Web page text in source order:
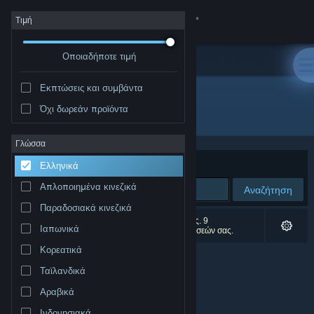
Σύνδεση
Κατάστημα
Σχετικά
Υποστήριξη
Αλλαγή γλώσσας
Προβολή ιστοσελίδας για υπολογιστές
Τιμή
Οποιαδήποτε τιμή
Εκπτώσεις και συμβάντα
Όχι δωρεάν προϊόντα
Γλώσσα
Ελληνικά
Απλοποιημένα κινεζικά
Παραδοσιακά κινεζικά
Ιαπωνικά
Κορεατικά
Ταϊλανδικά
Αραβικά
Δημιουργός: John Wizard
Ταξινόμηση ανά
Αναζήτηση
0 αποτελέσματα ταιριάζουν με την αναζήτησή σας. 9
αποτελέσματα αποκλείστηκαν βάσει των προτιμήσεών σας.